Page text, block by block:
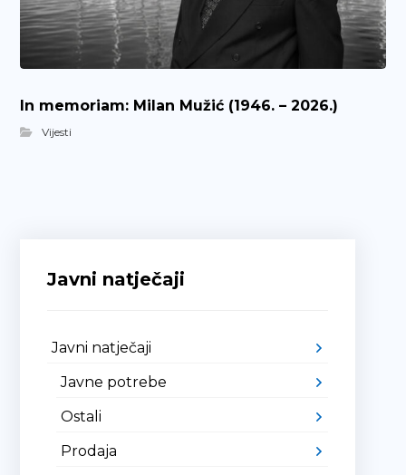
In memoriam: Milan Mužić (1946. – 2026.)
Vijesti
Javni natječaji
Javni natječaji
Javne potrebe
Ostali
Prodaja